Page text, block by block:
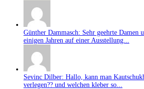
Günther Dammasch: Sehr geehrte Damen
einigen Jahren auf einer Ausstellung...
Sevinc Dilber: Hallo, kann man
verlegen?? und welchen kleber so...